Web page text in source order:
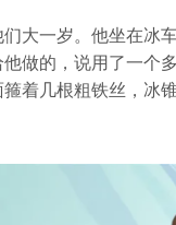
大一岁。他坐在冰
做的，说用了一个
着几根粗铁丝，冰